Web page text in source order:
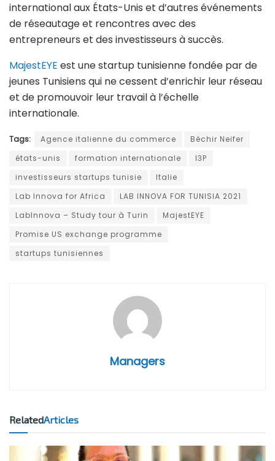
international aux États-Unis et d’autres événements
de réseautage et rencontres avec des
entrepreneurs et des investisseurs à succès.
MajestEYE est une startup tunisienne fondée par de
jeunes Tunisiens qui ne cessent d’enrichir leur réseau
et de promouvoir leur travail à l’échelle
internationale.
Tags: Agence italienne du commerce
Béchir Neifer
états-unis
formation internationale
I3P
investisseurs startups tunisie
Italie
Lab Innova for Africa
LAB INNOVA FOR TUNISIA 2021
LabInnova – Study tour à Turin
MajestEYE
Promise US exchange programme
startups tunisiennes
Managers
RelatedArticles